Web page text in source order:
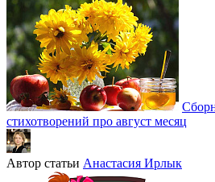
стихотворений про август месяц
Автор статьи Анастасия Ирлык